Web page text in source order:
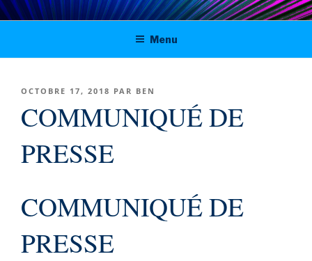
Aller
au
principal
Digital solutions for viable journalism
in Tunisia, Morocco and Algeria
Menu
PUBLIÉ
OCTOBRE 17, 2018 PAR BEN
COMMUNIQUÉ DE
PRESSE
COMMUNIQUÉ DE
PRESSE